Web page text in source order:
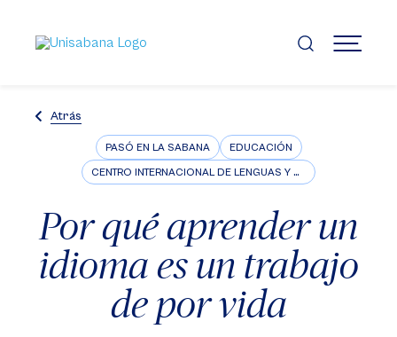
contenido
principal
MENÚ
Atrás
PASÓ EN LA SABANA EDUCACIÓN
CENTRO INTERNACIONAL DE LENGUAS Y CULTURAS EXTRANJERAS
Por qué aprender un
idioma es un trabajo
de por vida